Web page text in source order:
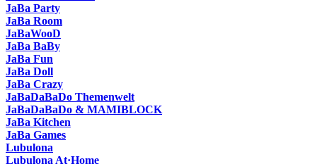
JaBa Party
JaBa Room
JaBaWooD
JaBa BaBy
JaBa Fun
JaBa Doll
JaBa Crazy
JaBaDaBaDo Themenwelt
JaBaDaBaDo & MAMIBLOCK
JaBa Kitchen
JaBa Games
Lubulona
Lubulona At·Home